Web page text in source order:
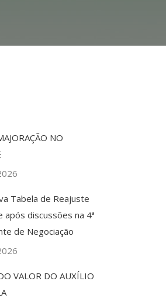
NO
Tabela de Reajuste
após discussões na 4ª
de Negociação
VALOR DO AUXÍLIO